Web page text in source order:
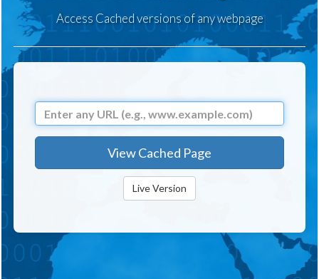
Access Cached versions of any webpage
View Cached Page
Live Version